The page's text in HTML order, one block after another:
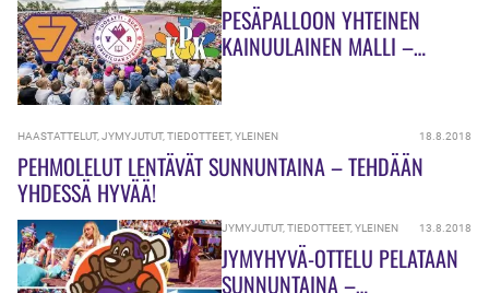
PESÄPALLOON YHTEINEN
KAINUULAINEN MALLI –
HAASTATTELUT, JYMYJUTUT, TIEDOTTEET, YLEINEN 18.8.2018
PEHMOLELUT LENTÄVÄT SUNNUNTAINA – TEHDÄÄN
YHDESSÄ HYVÄÄ!
JYMYJUTUT,TIEDOTTEET,YLEINEN 13.8.2018
JYMYHYVÄ-OTTELU PELATAAN
SUNNUNTAINA –